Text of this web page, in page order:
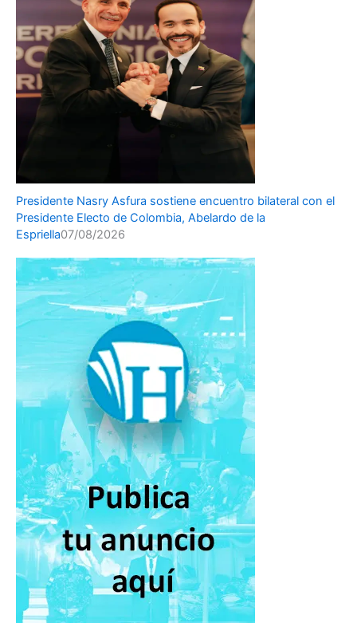
Presidente Nasry Asfura sostiene encuentro bilateral con el
Presidente Electo de Colombia, Abelardo de la
Espriella07/08/2026